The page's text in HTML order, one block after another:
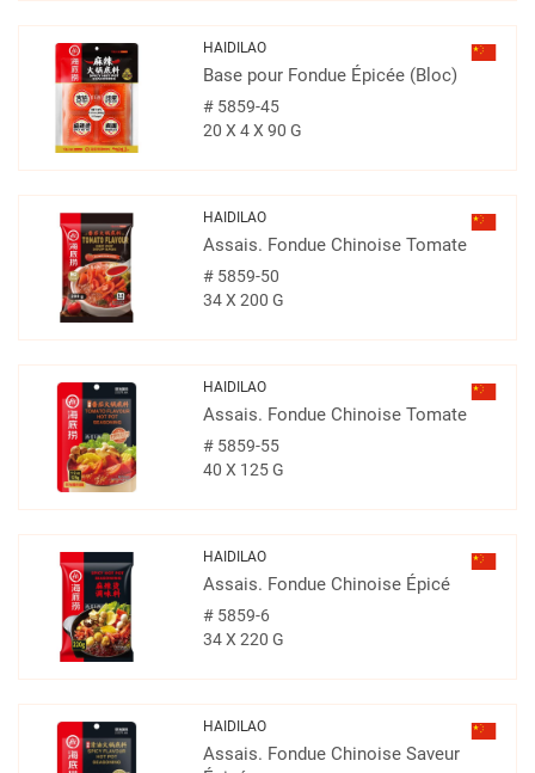
HAIDILAO
Base pour Fondue Épicée (Bloc)
#5859-45
20 X 4 X 90 G
HAIDILAO
Assais. Fondue Chinoise Tomate
#5859-50
34 X 200 G
HAIDILAO
Assais. Fondue Chinoise Tomate
#5859-55
40 X 125 G
HAIDILAO
Assais. Fondue Chinoise Épicé
#5859-6
34 X 220 G
HAIDILAO
Assais. Fondue Chinoise Saveur